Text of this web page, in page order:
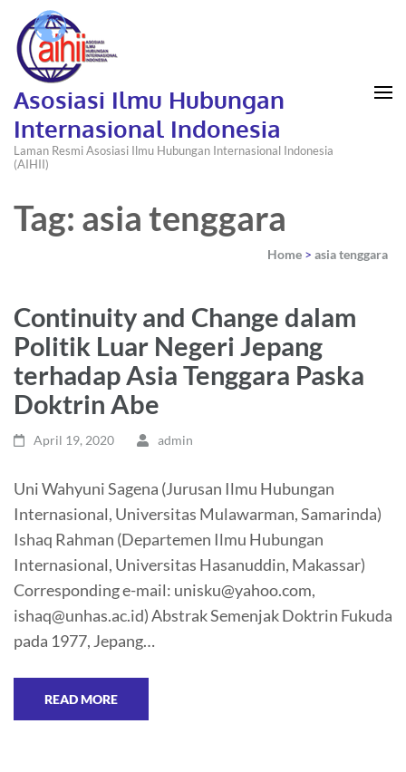
Asosiasi Ilmu Hubungan
Internasional Indonesia
Laman Resmi Asosiasi Ilmu Hubungan Internasional Indonesia
(AIHII)
Tag: asia tenggara
Home > asia tenggara
Continuity and Change dalam
Politik Luar Negeri Jepang
terhadap Asia Tenggara Paska
Doktrin Abe
April 19, 2020 admin
Uni Wahyuni Sagena (Jurusan Ilmu Hubungan
Internasional, Universitas Mulawarman, Samarinda)
Ishaq Rahman (Departemen Ilmu Hubungan
Internasional, Universitas Hasanuddin, Makassar)
Corresponding e-mail: unisku@yahoo.com,
ishaq@unhas.ac.id) Abstrak Semenjak Doktrin Fukuda
pada 1977, Jepang…
READ MORE